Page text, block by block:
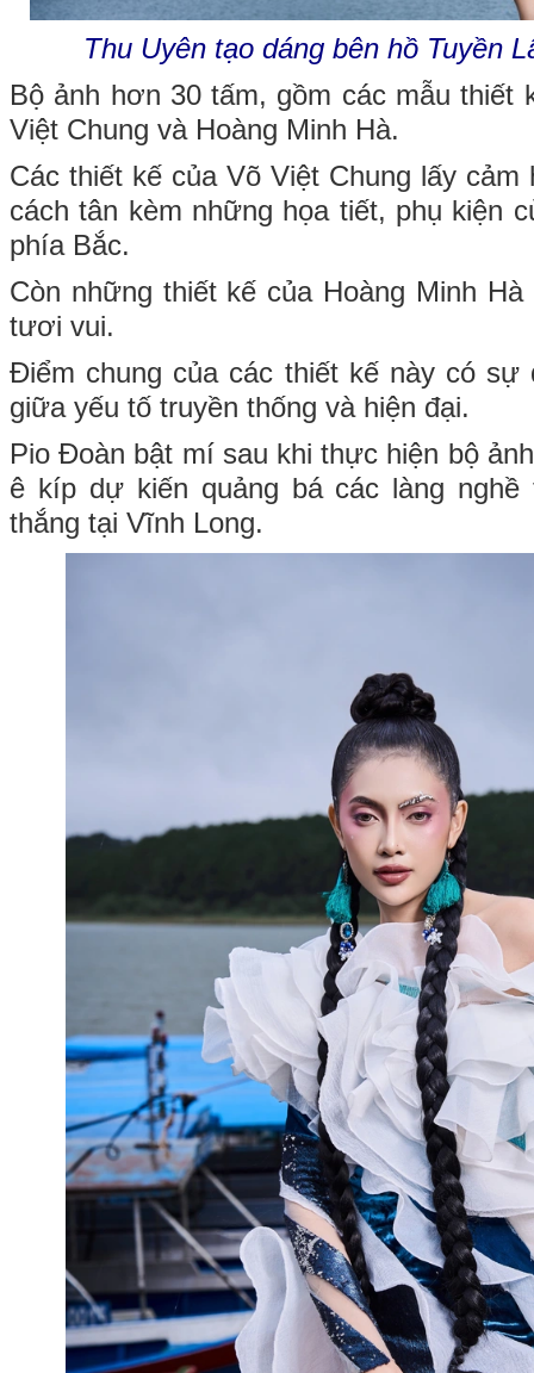
Thu Uyên tạo dáng bên hồ Tuyền
Bộ ảnh hơn 30 tấm, gồm các mẫu thiết
Việt Chung và Hoàng Minh Hà.
Các thiết kế của Võ Việt Chung lấy
cách tân kèm những họa tiết, phụ kiện
phía Bắc.
Còn những thiết kế của Hoàng Minh
tươi vui.
Điểm chung của các thiết kế này có sự
giữa yếu tố truyền thống và hiện đại.
Pio Đoàn bật mí sau khi thực hiện bộ
ê kíp dự kiến quảng bá các làng nghề
thắng tại Vĩnh Long.